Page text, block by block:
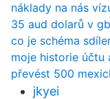
náklady na nás
35 aud dolarů v
co je schéma
moje historie účtu
převést 500
jkyei